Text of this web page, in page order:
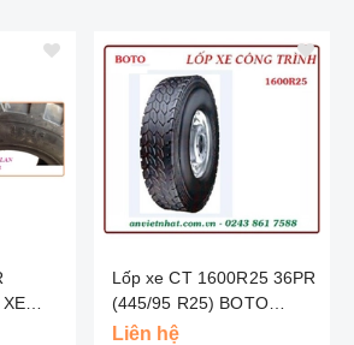
Lốp xe CT 1600R25 36PR
(445/95 R25) BOTO
TRUNG QUỐC
Liên hệ